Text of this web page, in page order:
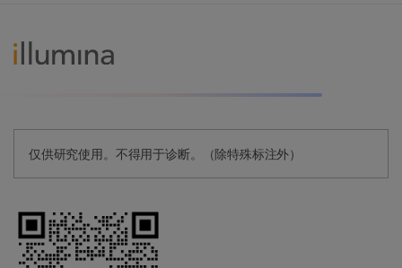
仅供研究使用。不得用于诊断。（除特殊标注外）